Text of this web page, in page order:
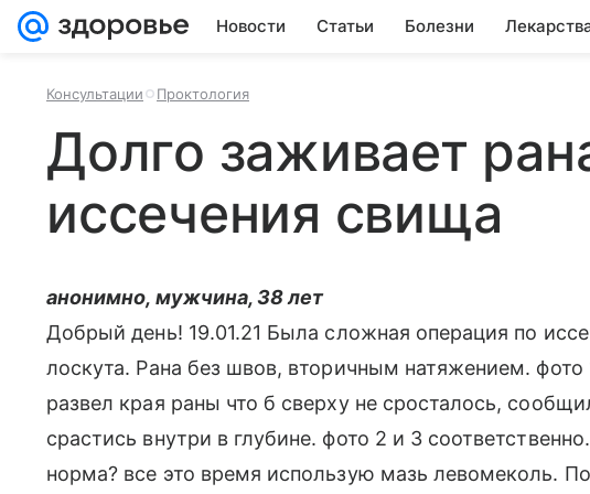
Новости Статьи Болезни
Консультации Проктология
Долго заживает
иссечения свища
анонимно, мужчина, 38 лет
Добрый день! 19.01.21 Была сложная операция по
лоскута. Рана без швов, вторичным натяжением. фото
развел края раны что б сверху не сросталось,
срастись внутри в глубине. фото 2 и 3
норма? все это время использую мазь левомеколь.